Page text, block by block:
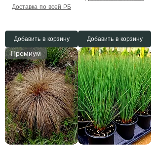
Доставка по всей РБ
Добавить в корзину Добавить в корзину
Премиум